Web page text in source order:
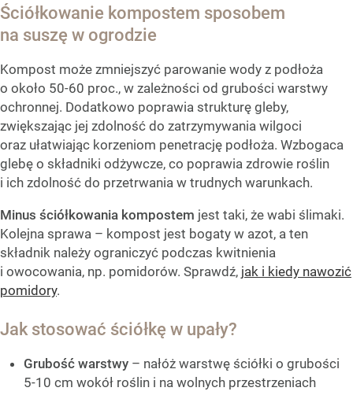
Ściółkowanie kompostem sposobem
na suszę w ogrodzie
Kompost może zmniejszyć parowanie wody z podłoża
o około 50-60 proc., w zależności od grubości warstwy
ochronnej. Dodatkowo poprawia strukturę gleby,
zwiększając jej zdolność do zatrzymywania wilgoci
oraz ułatwiając korzeniom penetrację podłoża. Wzbogaca
glebę o składniki odżywcze, co poprawia zdrowie roślin
i ich zdolność do przetrwania w trudnych warunkach.
Minus ściółkowania kompostem jest taki, że wabi ślimaki.
Kolejna sprawa – kompost jest bogaty w azot, a ten
składnik należy ograniczyć podczas kwitnienia
i owocowania, np. pomidorów. Sprawdź, jak i kiedy nawozić
pomidory.
Jak stosować ściółkę w upały?
Grubość warstwy – nałóż warstwę ściółki o grubości
5-10 cm wokół roślin i na wolnych przestrzeniach